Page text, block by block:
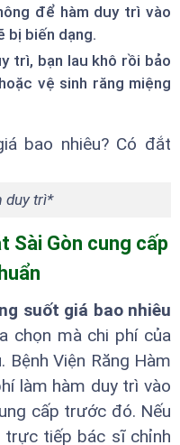
để hàm duy trì vào
bị biến dạng.
trì, bạn lau khô rồi bảo
vệ sinh răng miệng
duy trì*
Sài Gòn cung cấp
suốt giá bao nhiêu
chọn mà chi phí của
Viện Răng Hàm
làm hàm duy trì vào
cấp trước đó. Nếu
trực tiếp bác sĩ chỉnh